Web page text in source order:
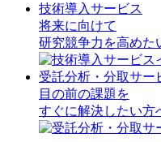
技術導入サービス
将来に向けて
研究競争力を高めた
受託分析・分取サー
目の前の課題を
すぐに解決したい方